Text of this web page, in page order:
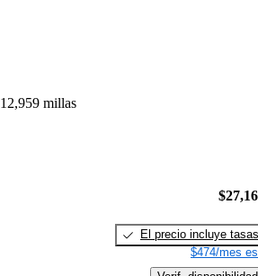
12,959 millas
El precio incluye tasas
$474/mes